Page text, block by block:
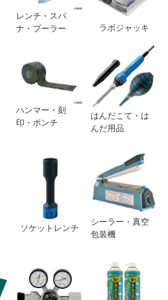
レンチ・スパ
ナ・プーラー
ラボジャッキ
ハンマー・刻
印・ポンチ
はんだこて・は
んだ用品
ソケットレンチ
シーラー・真空
包装機